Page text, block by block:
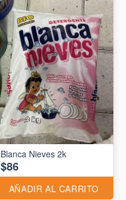
Blanca Nieves 2k
$86
AÑADIR AL CARRITO